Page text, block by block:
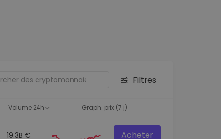
d'investissement
Des informations pertinentes pour
Filtres
Volume 24h Graph. prix (7 j)
19.3B € Acheter